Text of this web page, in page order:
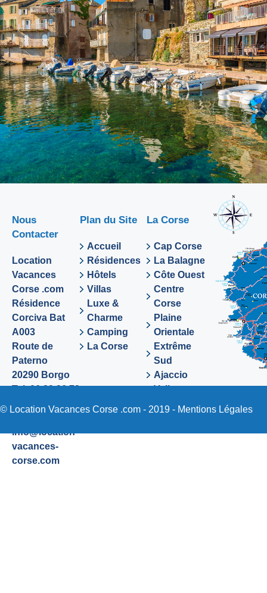
Nous
Contacter
Location
Vacances
Corse .com
Résidence
Corciva Bat
A003
Route de
Paterno
20290 Borgo
Tel. 06 89 36 72
info@location-
vacances-
corse.com
Plan du Site
Accueil
Résidences
Hôtels
Villas
Luxe &
Charme
Camping
La Corse
La Corse
Cap Corse
La Balagne
Côte Ouest
Centre
Corse
Plaine
Orientale
Extrême
Sud
Ajaccio
Valinco
Sartene
© Location Vacances Corse .com - 2019 - Mentions Légales